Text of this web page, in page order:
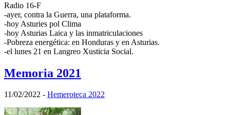
Radio 16-F
-ayer, contra la Guerra, una plataforma.
-hoy Asturies pol Clima
-hoy Asturias Laica y las inmatriculaciones
-Pobreza energética: en Honduras y en Asturias.
-el lunes 21 en Langreo Xusticia Social.
Memoria 2021
11/02/2022 - Hemeroteca 2022